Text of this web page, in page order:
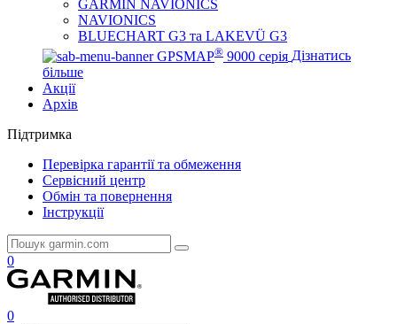
GARMIN NAVIONICS
NAVIONICS
BLUECHART G3 та LAKEVÜ G3
GPSMAP® 9000 серія Дізнатись
більше
Акції
Архів
Підтримка
Перевірка гарантії та обмеження
Сервісний центр
Обмін та повернення
Інструкції
0
0